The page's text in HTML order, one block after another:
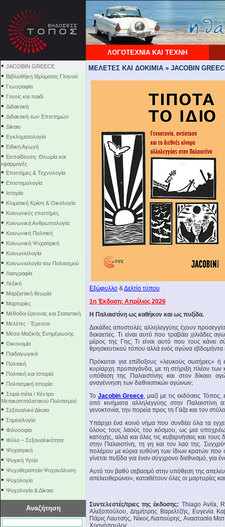
ΛΟΓΟΤΕΧΝΙΑ ΚΑΙ ΤΕΧΝΗ
• JACOBIN GREECE
• Βιβλιοθήκη Ιδρύματος Γληνού
• Γεωγραφία
• Γονείς και παιδί
• Διδακτική
• Διδακτική των Επιστημών
• Δίκαιο
• Εγκληματολογία
• Ειδική Αγωγή
• Εκπαίδευση: Θεωρία και
εφαρμογές
• Επιστήμες & Τεχνολογία
• Επιστημολογία
• Ιστορία
• Κλιματική Κρίση & Οικολογία
• Κοινωνικές επιστήμες
• Κοινωνική Ανθρωπολογία
• Κοινωνική Πολιτική
• Κοινωνική Ψυχιατρική
• Κοινωνιολογία
• Κοινωνιολογία του Πολιτισμού
• Λαογραφία
• Λεξικό
• Μαρξιστική θεωρία
• Μαρτυρίες
• Μέθοδοι έρευνας και Στατιστική
• Μελέτες - Έρευνα
• Μέσα Μαζικής Ενημέρωσης
• Οικονομία
• Παιδαγωγικά
• Πολιτική
• Πολιτική και Ιστορία
• Πολιτισμική Ιστορία
• Σειρά mέta / Κέντρο
Μετακαπιταλιστικού Πολιτισμού
• Σεξουαλικό Δίκαιο
• Σημειολογία
• Φιλοσοφία
• Φύλο – Σεξουαλικότητα
• Ψυχιατρική
• Ψυχική Υγεία
• Ψυχοθεραπεία-Ψυχανάλυση
• Ψυχολογία
• Ψυχολογία & Δίκαιο
Αναζήτηση
ΜΕΛΕΤΕΣ ΚΑΙ ΔΟΚΙΜΙΑ » JACOBIN
Εξώφυλλο &Δελτίο τύπου
1η Έκδοση: Απρίλιος 2026
Η Παλαιστίνη ως καθήκον και ως πυξίδα.
Δεκάδες αποστολές αλληλεγγύης έχουν
δεκαετίες. Τι είναι αυτό που τραβάει χιλιάδες
μέρος της Γης; Τι είναι αυτό που τους κάνει
θρησκευτικού τόπου αλλά ενός αγώνα
Πρόκειται για επίδοξους «λευκούς σωτήρες»
κυρίαρχη προπαγάνδα, µε τη στήριξη πλέον
υπόθεση της Παλαιστίνης και στον δίκαιο
αναγέννηση των διεθνιστικών αγώνων;
ΤοJacobin Greece, μαζί µε τις εκδόσεις
από κινήματα αλληλεγγύης στην
γενοκτονία, την πορεία προς τη Γάζα και τον
Υπάρχει ένα κοινό νήμα που συνδέει όλα τα
όλους τους λαούς του κόσμου, ως μια
κατοχής, αλλά και όλες τις κυβερνήσεις και
στην Παλαιστίνη, τη γη και τον λαό της.
πολέμου µε κύρια ευθύνη των ίδιων κρατών που
γίνεται πυξίδα για έναν σύγχρονο διεθνισμό, για
Αυτό τον βαθύ σεβασμό στην υπόθεση της
απελευθερώνει», καταθέτουν όλες οι μαρτυρίες
Συντελεστές/τριες της έκδοσης: Thiago Avila,
Αλεξοπούλου, Δηµήτρης Βαρελτζής, Ευγενία
Πάρις Λαυτσής, Νίκος Λιαπούρης, Αναστασία
Χρονόπουλος.